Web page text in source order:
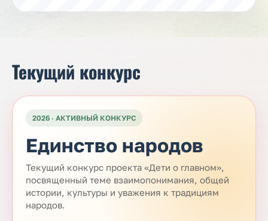
Текущий конкурс
2026 · АКТИВНЫЙ КОНКУРС
Единство народов
Текущий конкурс проекта «Дети о главном»,
посвященный теме взаимопонимания, общей
истории, культуры и уважения к традициям
народов.